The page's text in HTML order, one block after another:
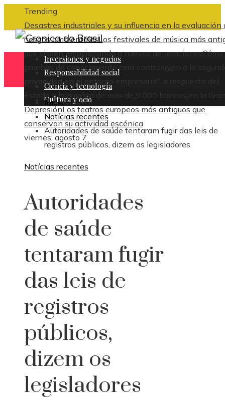
Trending
Desastres industriales y su influencia en la evaluación
riesgos ambientalesLos festivales de música más
que siguen emocionando a nuevas generaciones
pruebas de conocimiento cero contribuyen a la
privacidad en el entorno empresarial
La respuesta del
Estado a la quiebra de más de 9.000 bancos en la
DepresiónLos teatros europeos más antiguos que
conservan su actividad escénica
viernes, agosto 7
Inversiones y negocios
Responsabilidad social
Ciencia y tecnología
Cultura y ocio
Inicio
Notícias recentes
Autoridades de saúde tentaram fugir das leis de
registros públicos, dizem os legisladores
Notícias recentes
Autoridades
de saúde
tentaram fugir
das leis de
registros
públicos,
dizem os
legisladores